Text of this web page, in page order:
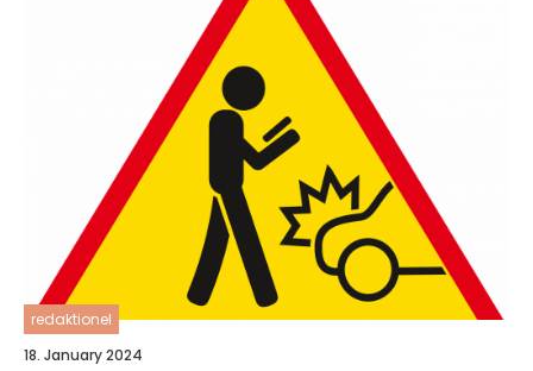
redaktionel
18. January 2024